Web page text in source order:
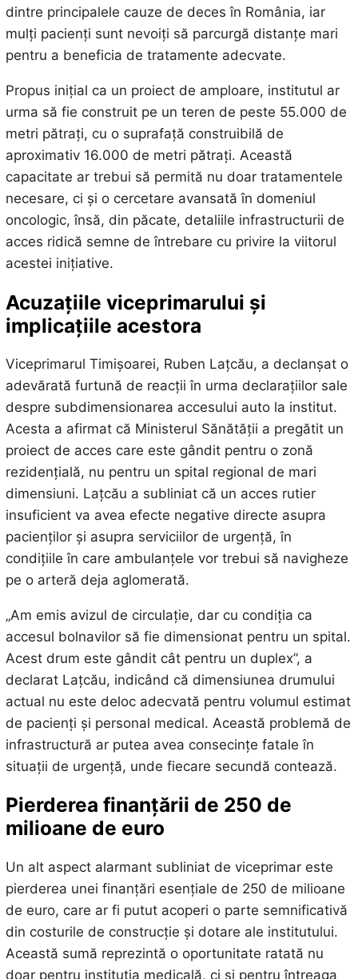
dintre principalele cauze de deces în România, iar
mulți pacienți sunt nevoiți să parcurgă distanțe mari
pentru a beneficia de tratamente adecvate.
Propus inițial ca un proiect de amploare, institutul ar
urma să fie construit pe un teren de peste 55.000 de
metri pătrați, cu o suprafață construibilă de
aproximativ 16.000 de metri pătrați. Această
capacitate ar trebui să permită nu doar tratamentele
necesare, ci și o cercetare avansată în domeniul
oncologic, însă, din păcate, detaliile infrastructurii de
acces ridică semne de întrebare cu privire la viitorul
acestei inițiative.
Acuzațiile viceprimarului și
implicațiile acestora
Viceprimarul Timișoarei, Ruben Lațcău, a declanșat o
adevărată furtună de reacții în urma declarațiilor sale
despre subdimensionarea accesului auto la institut.
Acesta a afirmat că Ministerul Sănătății a pregătit un
proiect de acces care este gândit pentru o zonă
rezidențială, nu pentru un spital regional de mari
dimensiuni. Lațcău a subliniat că un acces rutier
insuficient va avea efecte negative directe asupra
pacienților și asupra serviciilor de urgență, în
condițiile în care ambulanțele vor trebui să navigheze
pe o arteră deja aglomerată.
„Am emis avizul de circulație, dar cu condiția ca
accesul bolnavilor să fie dimensionat pentru un spital.
Acest drum este gândit cât pentru un duplex”, a
declarat Lațcău, indicând că dimensiunea drumului
actual nu este deloc adecvată pentru volumul estimat
de pacienți și personal medical. Această problemă de
infrastructură ar putea avea consecințe fatale în
situații de urgență, unde fiecare secundă contează.
Pierderea finanțării de 250 de
milioane de euro
Un alt aspect alarmant subliniat de viceprimar este
pierderea unei finanțări esențiale de 250 de milioane
de euro, care ar fi putut acoperi o parte semnificativă
din costurile de construcție și dotare ale institutului.
Această sumă reprezintă o oportunitate ratată nu
doar pentru instituția medicală, ci și pentru întreaga